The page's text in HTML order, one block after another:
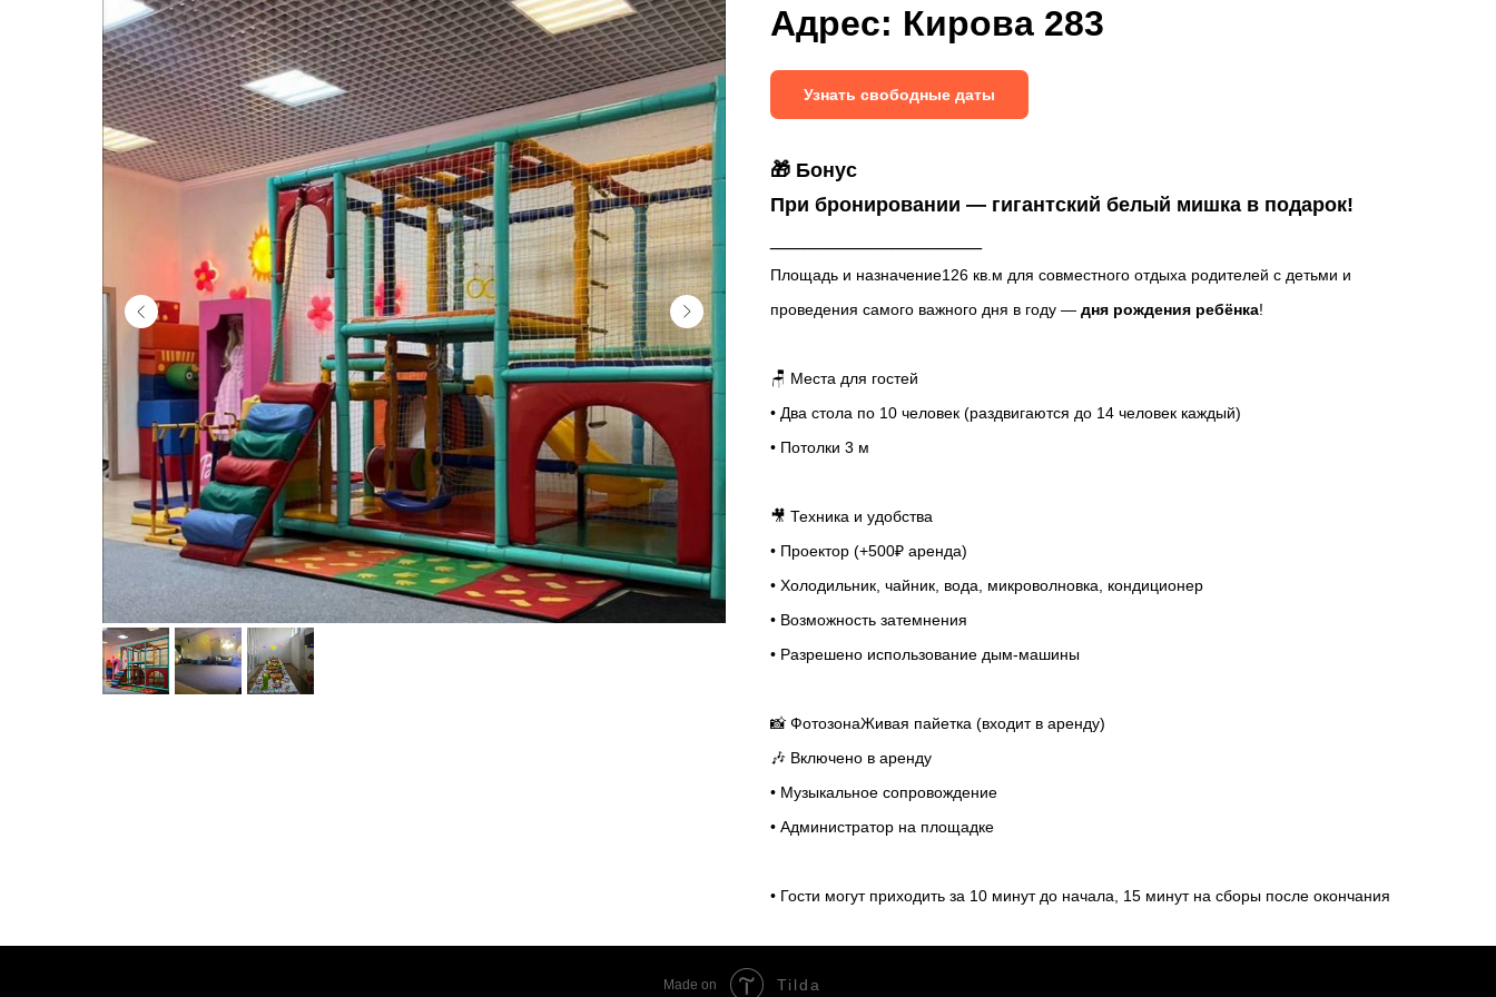
Адрес: Кирова 283
Узнать свободные даты
🎁 Бонус
При бронировании — гигантский белый мишка в подарок!
Площадь и назначение126 кв.м для совместного отдыха родителей с детьми и
проведения самого важного дня в году — дня рождения ребёнка!
🪑 Места для гостей
• Два стола по 10 человек (раздвигаются до 14 человек каждый)
• Потолки 3 м
🎥 Техника и удобства
• Проектор (+500₽ аренда)
• Холодильник, чайник, вода, микроволновка, кондиционер
• Возможность затемнения
• Разрешено использование дым-машины
📸 ФотозонаЖивая пайетка (входит в аренду)
🎶 Включено в аренду
• Музыкальное сопровождение
• Администратор на площадке
• Гости могут приходить за 10 минут до начала, 15 минут на сборы после окончания
Made on Tilda